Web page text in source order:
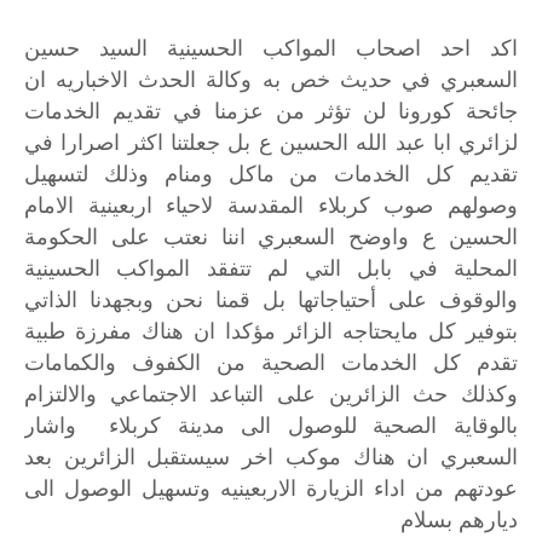
اكد احد اصحاب المواكب الحسينية السيد
حسين
السعبري في حديث خص به وكالة الحدث الاخباريه ان
جائحة كورونا لن تؤثر من عزمنا في تقديم
الخدمات
لزائري ابا عبد الله الحسين ع بل جعلتنا اكثر اصرارا في
تقديم
كل الخدمات من ماكل ومنام وذلك
لتسهيل
وصولهم
صوب كربلاء المقدسة لاحياء اربعينية
الامام
الحسين
ع واوضح السعبري اننا نعتب على
الحكومة
المحلية
في بابل التي لم تتفقد المواكب
الحسينية
والوقوف
على أحتياجاتها بل قمنا نحن وبجهدنا
الذاتي
بتوفير
كل مايحتاجه الزائر مؤكدا ان هناك مفرزة طبية
تقدم
كل الخدمات الصحية من الكفوف
والكمامات
وكذلك
حث الزائرين على التباعد الاجتماعي
والالتزام
بالوقاية
الصحية للوصول الى مدينة كربلاء
واشار
السعبري
ان هناك موكب اخر سيستقبل الزائرين بعد
عودتهم من اداء الزيارة الاربعينيه وتسهيل الوصول الى
ديارهم بسلام